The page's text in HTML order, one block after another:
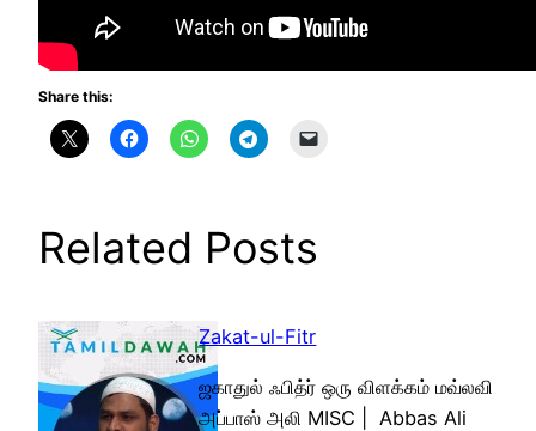
Share this:
Related Posts
Zakat-ul-Fitr
ஜகாதுல் ஃபித்ர் ஒரு விளக்கம் மவ்லவி
அப்பாஸ் அலி MISC | Abbas Ali